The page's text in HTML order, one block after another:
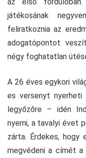
játékosának
feliratkoznia az
adogatópontot
négy foghatatlan
A 26 éves egykori
es versenyt nyerheti
legyőzőre – idén
nyerni, a tavalyi évet
zárta. Érdekes,
megvédeni a címét a